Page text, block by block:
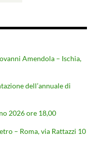
Amendola – Ischia,
dell’annuale di
2026 ore 18,00
– Roma, via Rattazzi 10